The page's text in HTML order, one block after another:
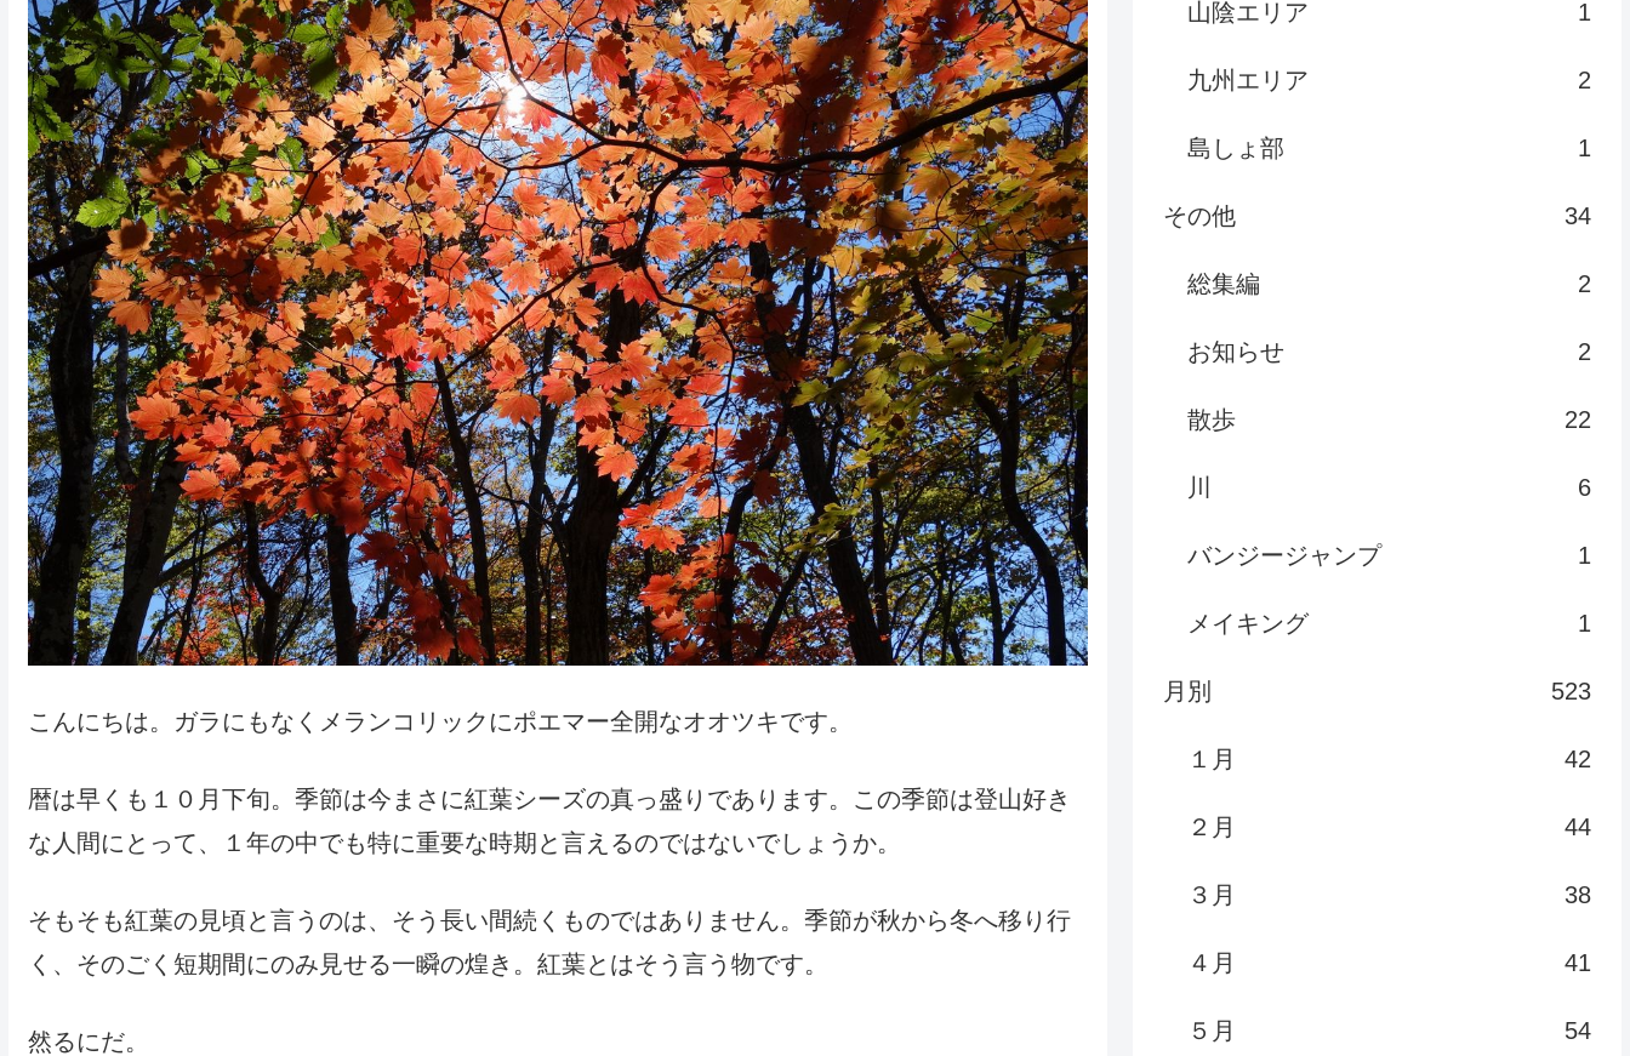
こんにちは。ガラにもなくメランコリックにポエマー全開なオオツキです。
暦は早くも１０月下旬。季節は今まさに紅葉シーズの真っ盛りであります。この季節は登山好き
な人間にとって、１年の中でも特に重要な時期と言えるのではないでしょうか。
そもそも紅葉の見頃と言うのは、そう長い間続くものではありません。季節が秋から冬へ移り行
く、そのごく短期間にのみ見せる一瞬の煌き。紅葉とはそう言う物です。
然るにだ。
山陰エリア 1
九州エリア 2
島しょ部 1
その他 34
総集編 2
お知らせ 2
散歩 22
川 6
バンジージャンプ 1
メイキング 1
月別 523
１月 42
２月 44
３月 38
４月 41
５月 54